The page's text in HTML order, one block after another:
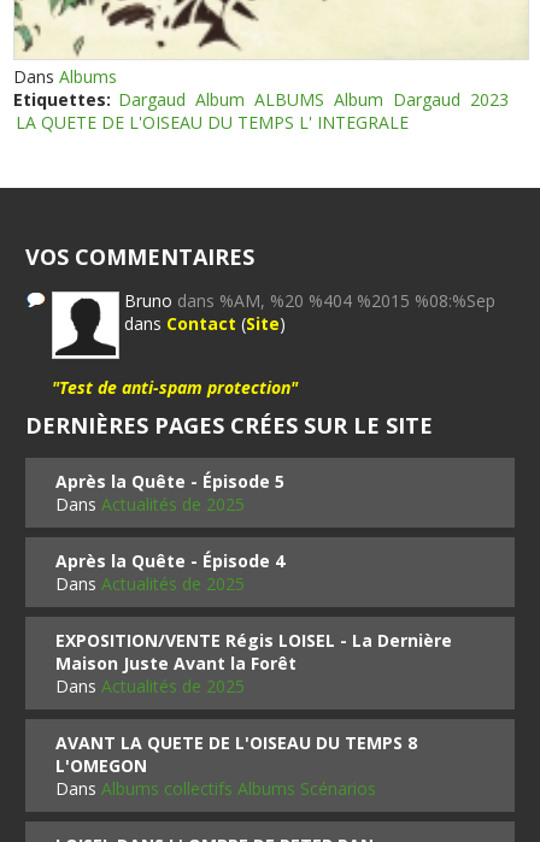
DansAlbums
Etiquettes: Dargaud Album ALBUMS Album Dargaud 2023
LA QUETE DE L'OISEAU DU TEMPS L' INTEGRALE
VOS COMMENTAIRES
Bruno dans %AM, %20 %404 %2015 %08:%Sep
dans Contact (Site)
"Test de anti-spam protection"
DERNIÈRES PAGES CRÉES SUR LE SITE
Après la Quête - Épisode 5
DansActualités de 2025
Après la Quête - Épisode 4
DansActualités de 2025
EXPOSITION/VENTE Régis LOISEL - La Dernière
Maison Juste Avant la Forêt
DansActualités de 2025
AVANT LA QUETE DE L'OISEAU DU TEMPS 8
L'OMEGON
DansAlbums collectifs Albums Scénarios